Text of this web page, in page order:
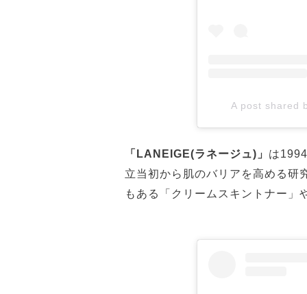
A post shared
「LANEIGE(ラネージュ)」 は
立当初から肌のバリアを高める研
もある「クリームスキントナー」